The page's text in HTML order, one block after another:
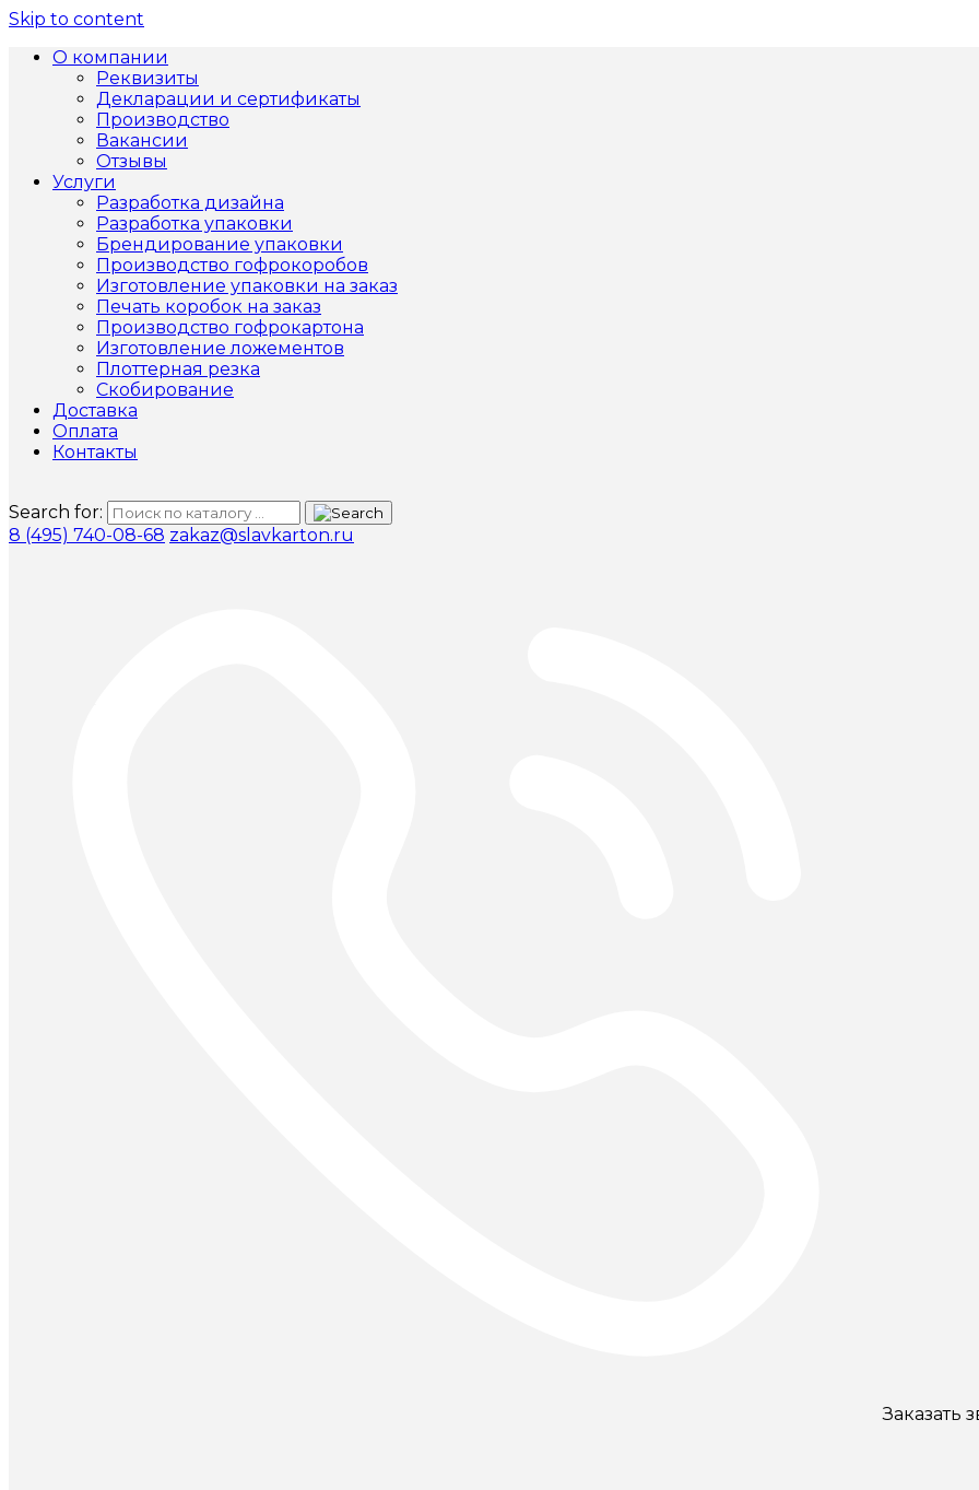
Skip to content
О компании
Реквизиты
Декларации и сертификаты
Производство
Вакансии
Отзывы
Услуги
Разработка дизайна
Разработка упаковки
Брендирование упаковки
Производство гофрокоробов
Изготовление упаковки на заказ
Печать коробок на заказ
Производство гофрокартона
Изготовление ложементов
Плоттерная резка
Скобирование
Доставка
Оплата
Контакты
Search for:
8 (495) 740-08-68 zakaz@slavkarton.ru
Заказать